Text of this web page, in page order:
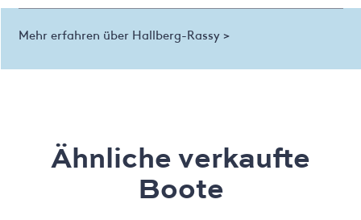
Mehr erfahren über Hallberg-Rassy >
Ähnliche verkaufte
Boote